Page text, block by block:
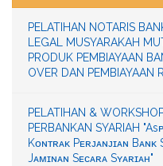
PELATIHAN NOTARIS
LEGAL MUSYARAKAH
PRODUK PEMBIAYAAN
OVER DAN PEMBIAYAAN
PELATIHAN &
PERBANKAN SYARIAH
Kᴏɴᴛʀᴀᴋ Pᴇʀᴊᴀɴᴊɪᴀɴ Bᴀɴᴋ
Jᴀᴍɪɴᴀɴ Sᴇᴄᴀʀᴀ Sʏᴀʀɪᴀʜ"